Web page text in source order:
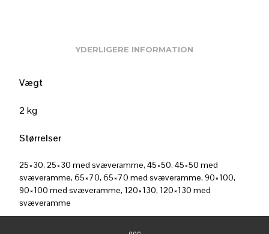
YDERLIGERE INFORMATION
Vægt
2 kg
Størrelser
25×30, 25×30 med svæveramme, 45×50, 45×50 med
svæveramme, 65×70, 65×70 med svæveramme, 90×100,
90×100 med svæveramme, 120×130, 120×130 med
svæveramme